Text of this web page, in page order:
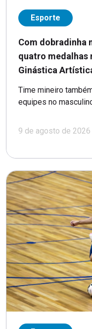
Esporte
Com dobradinha
quatro medalhas
Ginástica
Time mineiro
equipes no
9 de agosto de 2026